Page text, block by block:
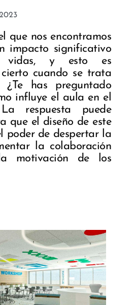
que nos encontramos
impacto significativo
vidas, y esto es
cierto cuando se trata
¿Te has preguntado
influye el aula en el
respuesta puede
que el diseño de este
poder de despertar la
la colaboración
motivación de los